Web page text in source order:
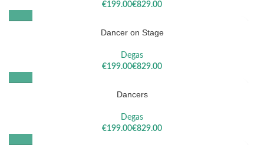
€
€
Dancer on Stage
Degas
€
€
Dancers
Degas
€
€